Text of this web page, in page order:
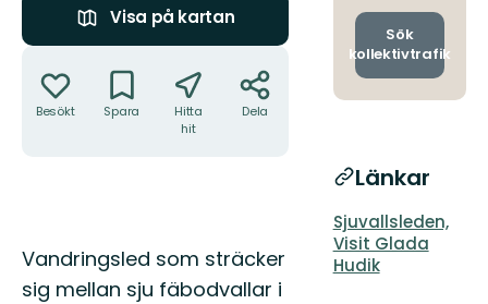
Visa på kartan
Besökt Spara
Hitta
hit
Dela
Beskrivning
Vandringsled som sträcker
sig mellan sju fäbodvallar i
och
Sök
kollektivtrafik
Länkar
Sjuvallsleden,
Visit Glada
Hudik